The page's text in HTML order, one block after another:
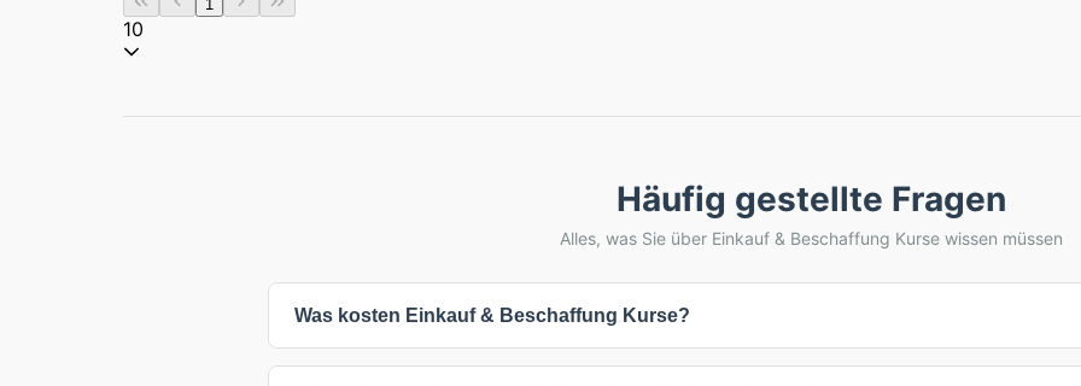
1
10
Häufig gestellte Fragen
Alles, was Sie über Einkauf & Beschaffung Kurse wissen müssen
Was kosten Einkauf & Beschaffung Kurse?